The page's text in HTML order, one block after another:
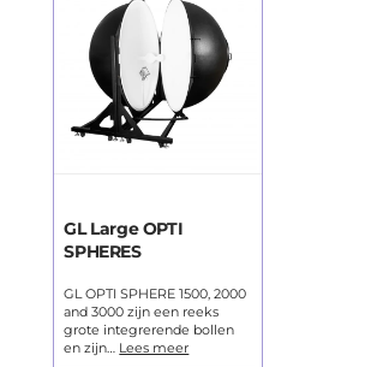
GL Large OPTI
SPHERES
GL OPTI SPHERE 1500, 2000
and 3000 zijn een reeks
grote integrerende bollen
en zijn… Lees meer